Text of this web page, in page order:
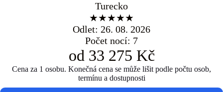
Turecko
★★★★★
Odlet: 26. 08. 2026
Počet nocí: 7
od 33 275 Kč
Cena za 1 osobu. Konečná cena se může lišit podle počtu osob,
termínu a dostupnosti